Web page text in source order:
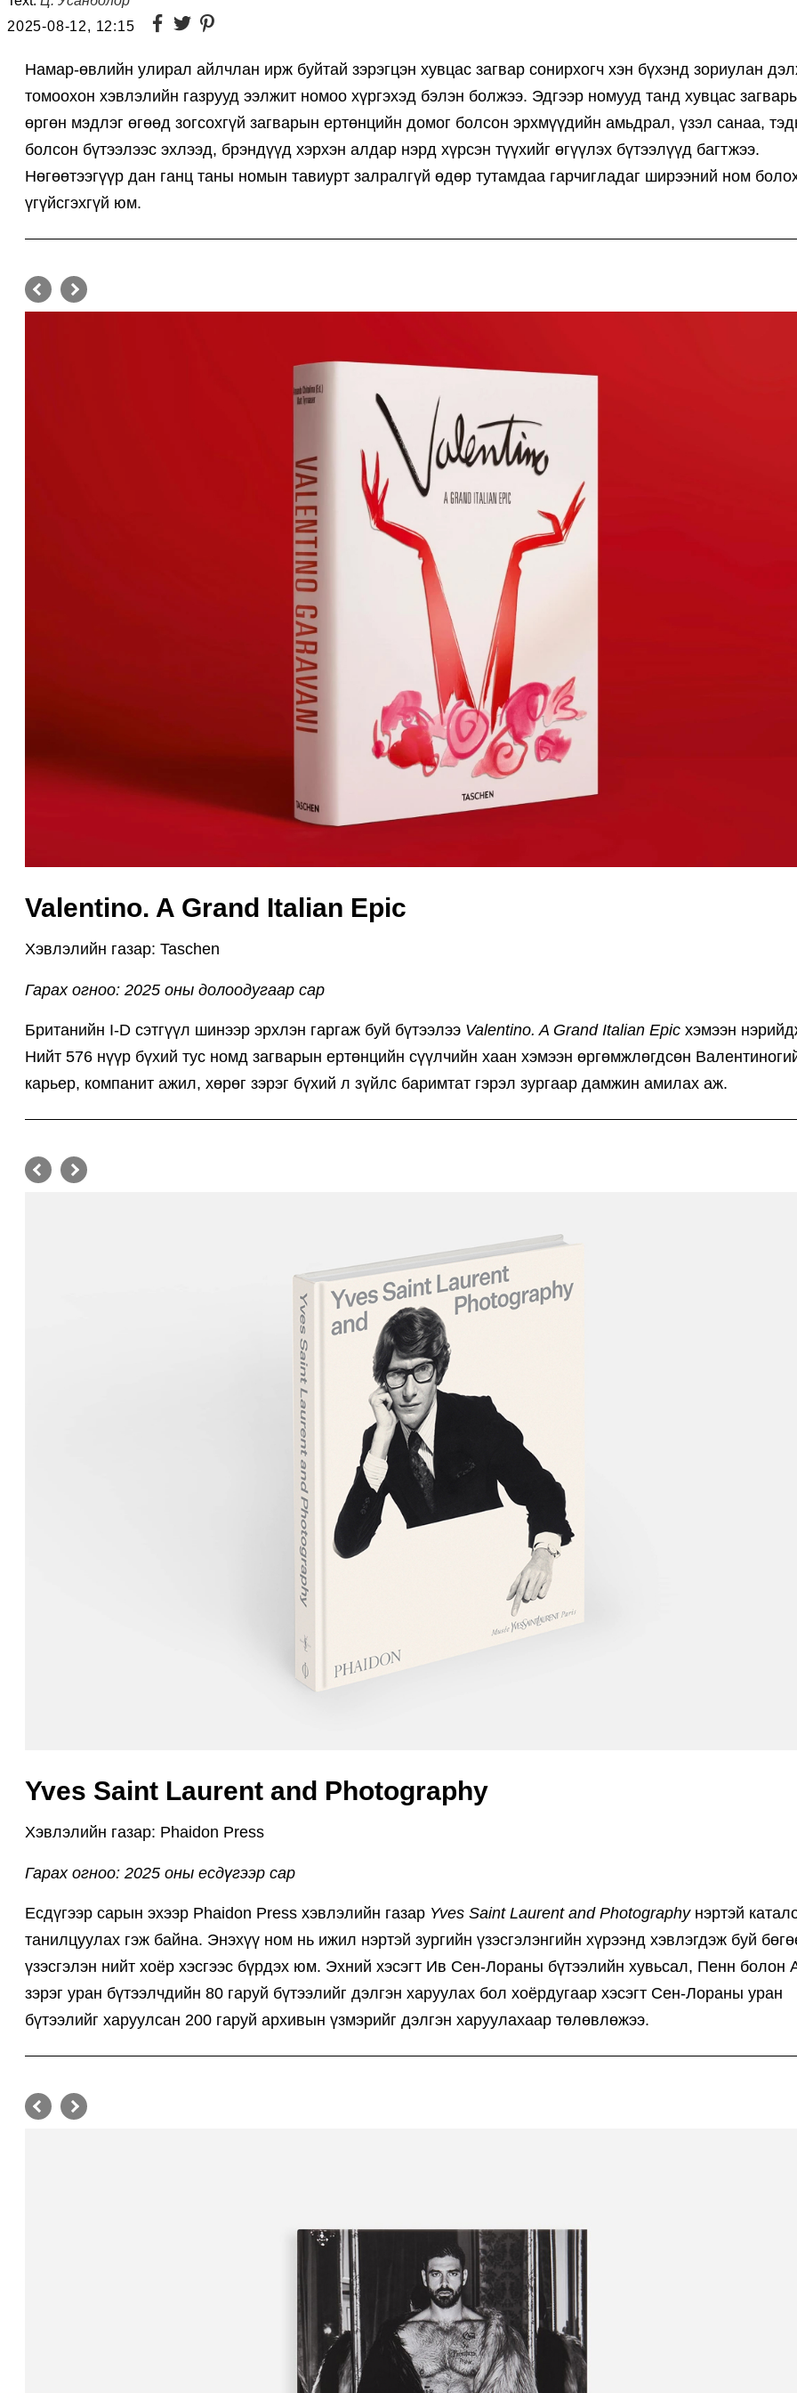
2025-08-12, 12:15
Намар-өвлийн улирал айлчлан ирж буйтай зэрэгцэн хувцас загвар сонирхогч хэн бүхэнд зориулан
томоохон хэвлэлийн газрууд ээлжит номоо хүргэхэд бэлэн болжээ. Эдгээр номууд танд хувцас
өргөн мэдлэг өгөөд зогсохгүй загварын ертөнцийн домог болсон эрхмүүдийн амьдрал, үзэл санаа,
болсон бүтээлээс эхлээд, брэндүүд хэрхэн алдар нэрд хүрсэн түүхийг өгүүлэх бүтээлүүд багтжээ.
Нөгөөтээгүүр дан ганц таны номын тавиурт залралгүй өдөр тутамдаа гарчигладаг ширээний ном
үгүйсгэхгүй юм.
Valentino. A Grand Italian Epic
Хэвлэлийн газар: Taschen
Гарах огноо: 2025 оны долоодугаар сар
Британийн I-D сэтгүүл шинээр эрхлэн гаргаж буй бүтээлээ Valentino. A Grand Italian Epic хэмээн
Нийт 576 нүүр бүхий тус номд загварын ертөнцийн сүүлчийн хаан хэмээн өргөмжлөгдсөн
карьер, компанит ажил, хөрөг зэрэг бүхий л зүйлс баримтат гэрэл зургаар дамжин амилах аж.
Yves Saint Laurent and Photography
Хэвлэлийн газар: Phaidon Press
Гарах огноо: 2025 оны есдүгээр сар
Есдүгээр сарын эхээр Phaidon Press хэвлэлийн газар Yves Saint Laurent and Photography нэртэй
танилцуулах гэж байна. Энэхүү ном нь ижил нэртэй зургийн үзэсгэлэнгийн хүрээнд хэвлэгдэж буй
үзэсгэлэн нийт хоёр хэсгээс бүрдэх юм. Эхний хэсэгт Ив Сен-Лораны бүтээлийн хувьсал, Пенн болон
зэрэг уран бүтээлчдийн 80 гаруй бүтээлийг дэлгэн харуулах бол хоёрдугаар хэсэгт Сен-Лораны уран
бүтээлийг харуулсан 200 гаруй архивын үзмэрийг дэлгэн харуулахаар төлөвлөжээ.